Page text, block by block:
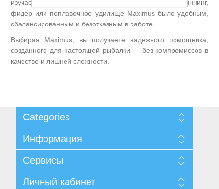
Товары для рыбалки
Аксессуары для лодок
изучает потребности рыболовов, чтобы каждый спиннинг,
фидер или поплавочное удилище Maximus было удобным,
сбалансированным и безотказным в работе.
Выбирая Maximus, вы получаете надёжного помощника,
созданного для настоящей рыбалки — без компромиссов в
качестве и лишней сложности.
Categories
Информация
Доставка и возврат
Уведомление о конфиденциальности
Пользовательское соглашение
Сервисы
Новости
Личный кабинет